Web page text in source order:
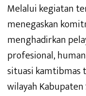
Melalui kegiatan
menegaskan
menghadirkan
profesional,
situasi kamtibmas
wilayah Kabupaten